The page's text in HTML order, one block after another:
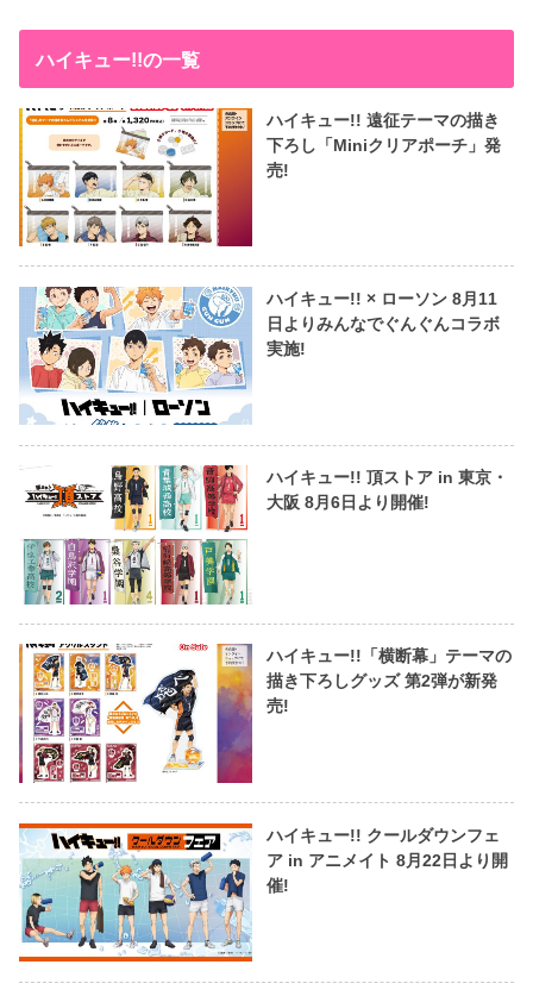
ハイキュー!!の一覧
ハイキュー!! 遠征テーマの描き
下ろし「Miniクリアポーチ」発
売!
ハイキュー!! × ローソン 8月11
日よりみんなでぐんぐんコラボ
実施!
ハイキュー!! 頂ストア in 東京・
大阪 8月6日より開催!
ハイキュー!!「横断幕」テーマの
描き下ろしグッズ 第2弾が新発
売!
ハイキュー!! クールダウンフェ
ア in アニメイト 8月22日より開
催!